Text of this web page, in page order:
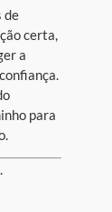
de
certa,
a
para